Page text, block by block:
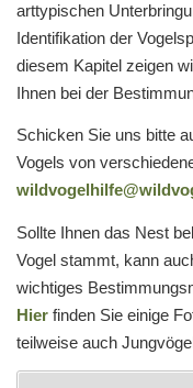
arttypischen
Identifikation der
diesem Kapitel zeigen
Ihnen bei der
Schicken Sie uns bitte
Vogels von
Sollte Ihnen das Nest
Vogel stammt, kann
wichtiges
Hier finden Sie einige
teilweise auch